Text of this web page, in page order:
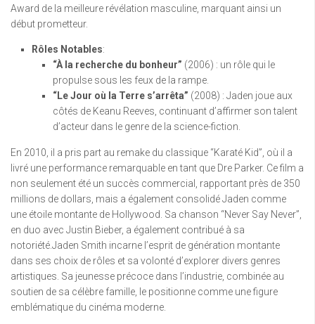
Award de la meilleure révélation masculine, marquant ainsi un
début prometteur.
Rôles Notables:
“À la recherche du bonheur” (2006) : un rôle qui le
propulse sous les feux de la rampe.
“Le Jour où la Terre s’arrêta” (2008) : Jaden joue aux
côtés de Keanu Reeves, continuant d’affirmer son talent
d’acteur dans le genre de la science-fiction.
En 2010, il a pris part au remake du classique “Karaté Kid”, où il a
livré une performance remarquable en tant que Dre Parker. Ce film a
non seulement été un succès commercial, rapportant près de 350
millions de dollars, mais a également consolidé Jaden comme
une étoile montante de Hollywood. Sa chanson “Never Say Never”,
en duo avec Justin Bieber, a également contribué à sa
notoriété.Jaden Smith incarne l’esprit de génération montante
dans ses choix de rôles et sa volonté d’explorer divers genres
artistiques. Sa jeunesse précoce dans l’industrie, combinée au
soutien de sa célèbre famille, le positionne comme une figure
emblématique du cinéma moderne.